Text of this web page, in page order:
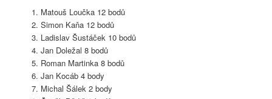
Matouš Loučka 12 bodů
Simon Kaňa 12 bodů
Ladislav Šustáček 10 bodů
Jan Doležal 8 bodů
Roman Martinka 8 bodů
Jan Kocáb 4 body
Michal Šálek 2 body